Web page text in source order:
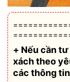
+ Nếu cần
xách theo
các thông